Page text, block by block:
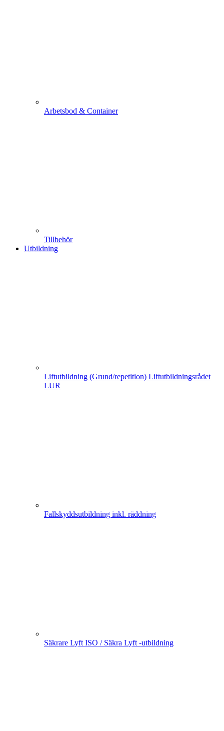
Arbetsbod & Container
Tillbehör
Utbildning
Liftutbildning (Grund/repetition) Liftutbildningsrådet
LUR
Fallskyddsutbildning inkl. räddning
Säkrare Lyft ISO / Säkra Lyft -utbildning